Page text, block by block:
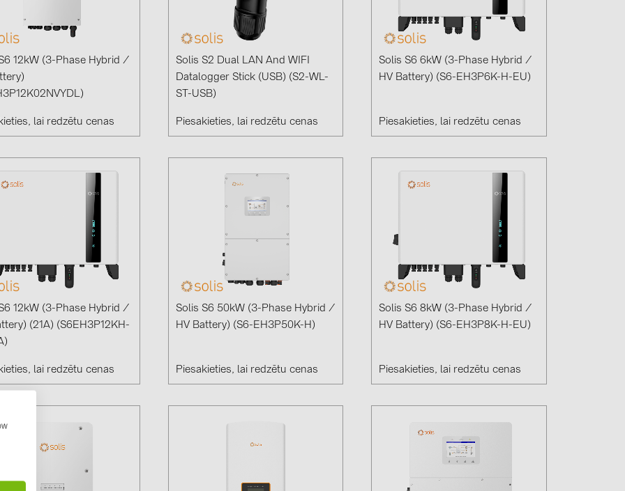
12kW (3-Phase Hybrid /
lai redzētu cenas
Solis S2 Dual LAN And WIFI
Datalogger Stick (USB) (S2-WL-
ST-USB)
Piesakieties, lai redzētu cenas
Solis S6 6kW (3-Phase Hybrid /
HV Battery) (S6-EH3P6K-H-EU)
Piesakieties, lai redzētu cenas
12kW (3-Phase Hybrid /
(21A) (S6EH3P12KH-
lai redzētu cenas
Solis S6 50kW (3-Phase Hybrid /
HV Battery) (S6-EH3P50K-H)
Piesakieties, lai redzētu cenas
Solis S6 8kW (3-Phase Hybrid /
HV Battery) (S6-EH3P8K-H-EU)
Piesakieties, lai redzētu cenas